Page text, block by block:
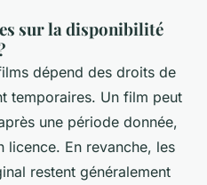
sur la disponibilité
dépend des droits de
temporaires. Un film peut
une période donnée,
licence. En revanche, les
restent généralement